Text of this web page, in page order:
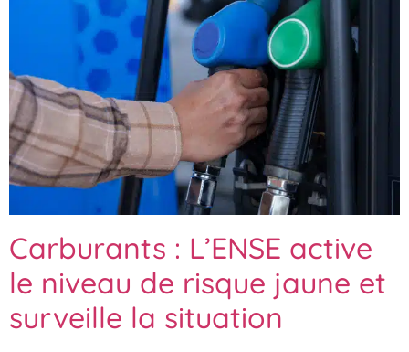
Carburants : L’ENSE active
le niveau de risque jaune et
surveille la situation